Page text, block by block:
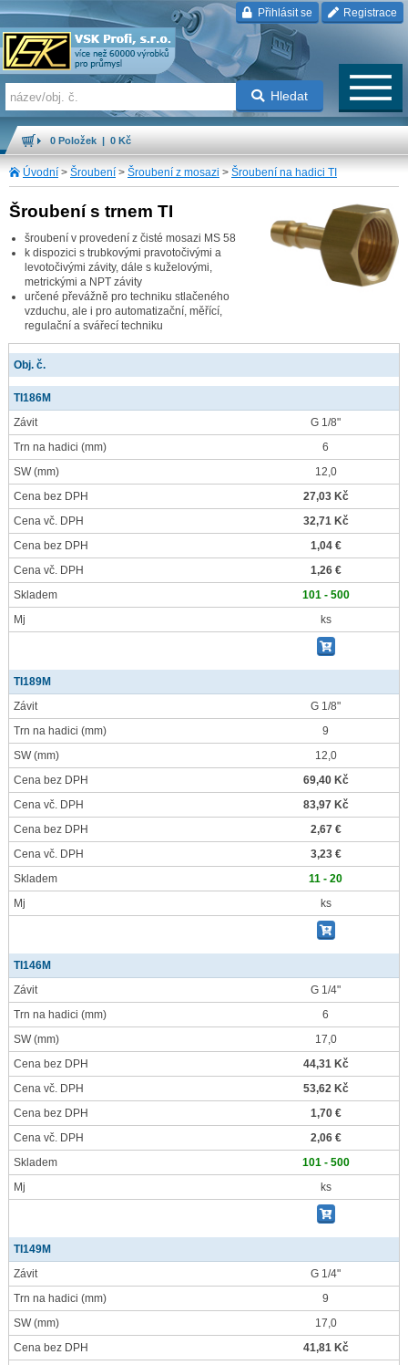
Přihlásit se Registrace
Hledat
0 Položek | 0 Kč
Úvodní > Šroubení > Šroubení z mosazi > Šroubení na hadici TI
Šroubení s trnem TI
šroubení v provedení z čisté mosazi MS 58
k dispozici s trubkovými pravotočivými a
levotočivými závity, dále s kuželovými,
metrickými a NPT závity
určené převážně pro techniku stlačeného
vzduchu, ale i pro automatizační, měřící,
regulační a svářecí techniku
Obj. č.
TI186M
Závit
G 1/8"
Trn na hadici (mm)
6
SW(mm)
12,0
Cena bez DPH
27,03 Kč
Cena vč. DPH
32,71 Kč
Cena bez DPH
1,04 €
Cena vč. DPH
1,26 €
Skladem
101 - 500
Mj
ks
TI189M
Závit
G 1/8"
Trn na hadici (mm)
9
SW(mm)
12,0
Cena bez DPH
69,40 Kč
Cena vč. DPH
83,97 Kč
Cena bez DPH
2,67 €
Cena vč. DPH
3,23 €
Skladem
11 - 20
Mj
ks
TI146M
Závit
G 1/4"
Trn na hadici (mm)
6
SW(mm)
17,0
Cena bez DPH
44,31 Kč
Cena vč. DPH
53,62 Kč
Cena bez DPH
1,70 €
Cena vč. DPH
2,06 €
Skladem
101 - 500
Mj
ks
TI149M
Závit
G 1/4"
Trn na hadici (mm)
9
SW(mm)
17,0
Cena bez DPH
41,81 Kč